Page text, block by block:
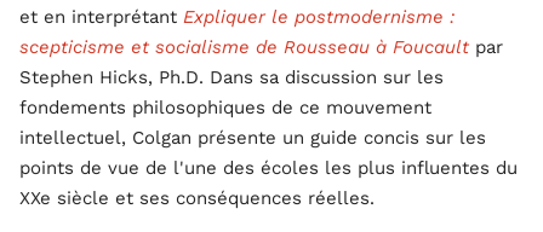
et en interprétant Expliquer le postmodernisme :
scepticisme et socialisme de Rousseau à Foucault par
Stephen Hicks, Ph.D. Dans sa discussion sur les
fondements philosophiques de ce mouvement
intellectuel, Colgan présente un guide concis sur les
points de vue de l'une des écoles les plus influentes du
XXe siècle et ses conséquences réelles.